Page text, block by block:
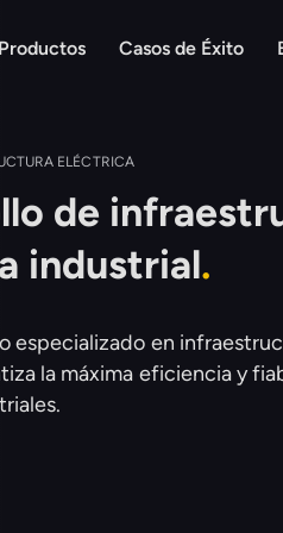
Productos Casos de Éxito
ELÉCTRICA
de
industrial.
especializado en
la máxima eficiencia y